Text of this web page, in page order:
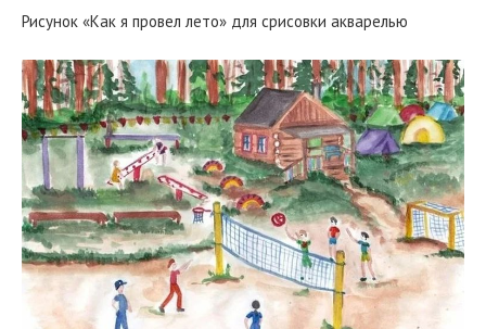
Рисунок «Как я провел лето» для срисовки акварелью